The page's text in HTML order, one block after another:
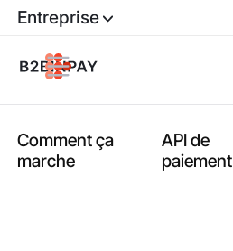
Entreprise
Comment ça
marche
API de
paiement